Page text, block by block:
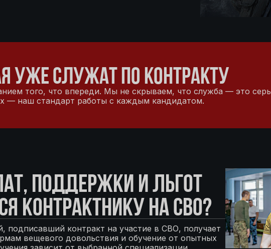
УЖЕ СЛУЖАТ ПО КОНТРАКТУ
того, что впереди. Мы не скрываем, что служба — это
— наш стандарт работы с каждым кандидатом.
ПОДДЕРЖКИ И ЛЬГОТ
КОНТРАКТНИКУ НА СВО?
подписавший контракт на участие в СВО, получает
вещевого довольствия и обучение от опытных